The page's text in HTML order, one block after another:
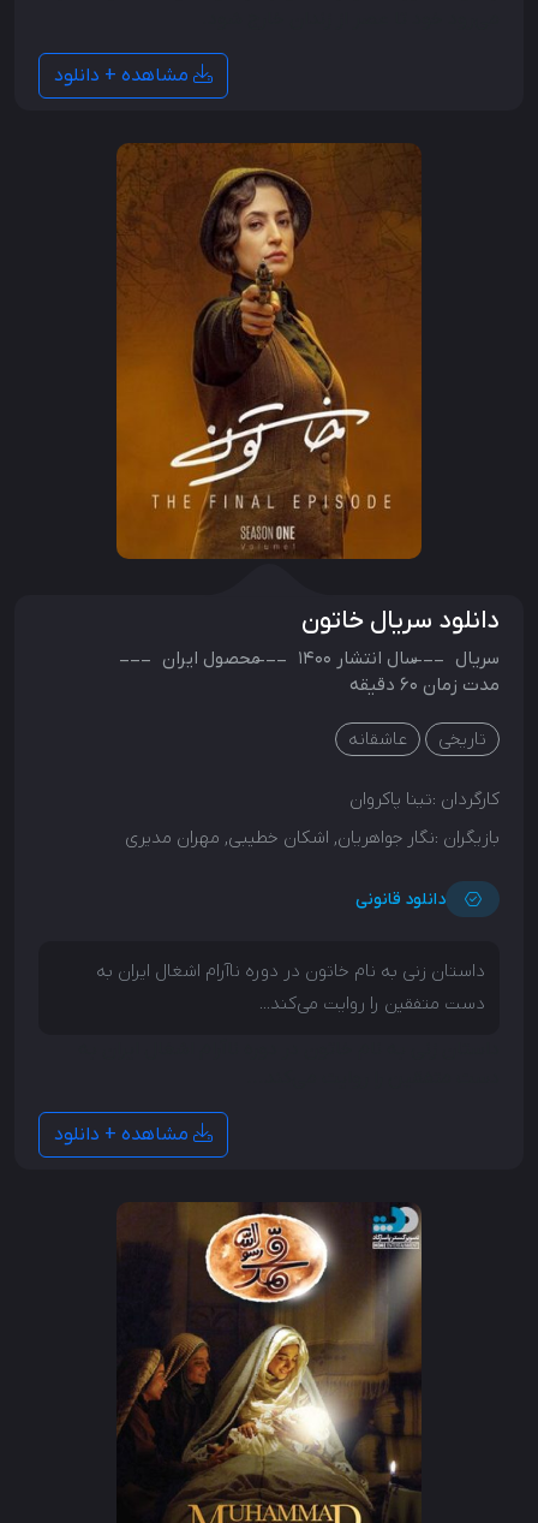
مشاهده + دانلود
دانلود سریال خاتون
سریال سال انتشار 1400 محصول ایران
مدت زمان 60 دقیقه
تاریخی عاشقانه
کارگردان :تینا پاکروان
بازیگران :نگار جواهریان, اشکان خطیبی, مهران مدیری
دانلود قانونی
داستان زنی به نام خاتون در دوره ناآرام اشغال ایران به
دست متفقین را روایت می‌کند...
مشاهده + دانلود